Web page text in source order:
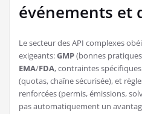
événements et
Le secteur des API complexes
exigeants:GMP(bonnes
EMA/FDA, contraintes
(quotas, chaîne sécurisée), et
renforcées (permis, émissions,
pas automatiquement un